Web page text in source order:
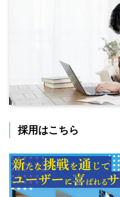
採用はこちら